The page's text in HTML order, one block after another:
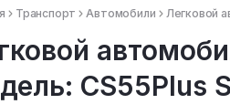
Транспорт Автомобили Легковой
CS55Plus